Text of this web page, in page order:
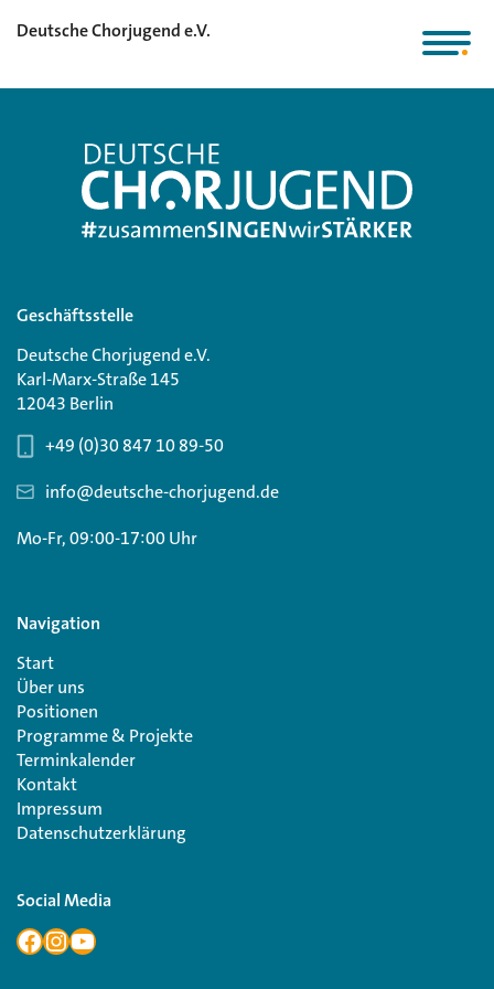
Deutsche Chorjugend e.V.
Geschäftsstelle
Deutsche Chorjugend e.V.
Karl-Marx-Straße 145
12043 Berlin
+49 (0)30 847 10 89-50
info@deutsche-chorjugend.de
Mo-Fr, 09:00-17:00 Uhr
Navigation
Start
Über uns
Positionen
Programme & Projekte
Terminkalender
Kontakt
Impressum
Datenschutzerklärung
Social Media